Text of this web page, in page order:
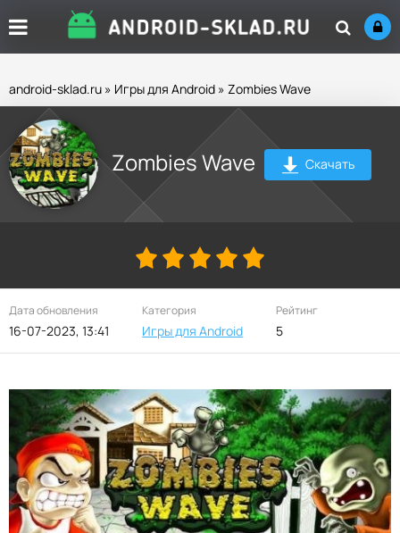
android-sklad.ru » Игры для Android » Zombies Wave
Zombies Wave Скачать
Дата обновления
16-07-2023, 13:41
Категория
Игры для Android
Рейтинг
5